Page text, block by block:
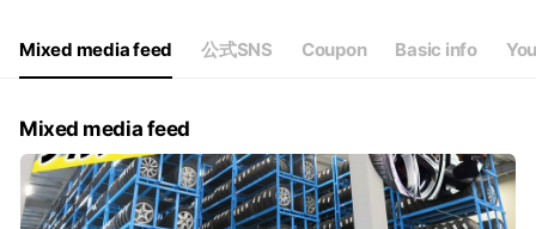
Mixed media feed 公式SNS Coupon Basic info
Mixed media feed